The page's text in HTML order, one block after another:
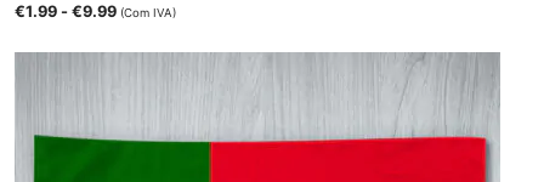
€1.99 -€9.99 (Com IVA)